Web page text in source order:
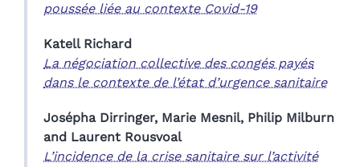
poussée liée au contexte Covid-19
Katell Richard
La négociation collective des congés payés
dans le contexte de l’état d’urgence sanitaire
Josépha Dirringer, Marie Mesnil, Philip Milburn
and Laurent Rousvoal
L’incidence de la crise sanitaire sur l’activité